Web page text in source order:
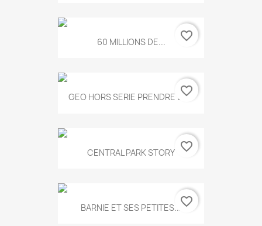
60 MILLIONS DE... favorite_border
GEO HORS SERIE PRENDRE LE...
favorite_border
CENTRAL PARK STORY favorite_border
BARNIE ET SES PETITES...favorite_border